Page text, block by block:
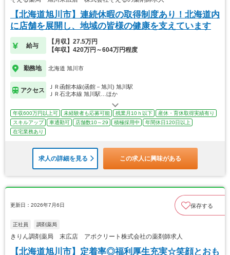
【北海道旭川市】連続休暇の取得制度あり！北海道内
に店舗を展開し、地域の皆様の健康を支えています
給与
【月収】27.5万円
【年収】420万円～604万円程度
勤務地 北海道 旭川市
アクセス
ＪＲ函館本線(函館－旭川) 旭川駅
ＪＲ石北本線 旭川駅…ほか
年収600万円以上可 未経験者も応募可能 残業月10ｈ以下
産休・育休取得実績有り
スキルアップ
車通勤可 店舗数10～29 積極採用中
年間休日120日以上
在宅業務あり
求人の詳細を見る この求人に興味がある
更新日：2026年7月6日 保存する
正社員 調剤薬局
きりん調剤薬局 末広店 アポクリート株式会社の薬剤師求人
【北海道旭川市】定着率◎福利厚生充実☆笑顔とおも